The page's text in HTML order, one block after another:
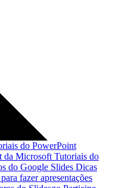
do PowerPoint
da Microsoft Tutoriais do
do Google Slides Dicas
fazer apresentações